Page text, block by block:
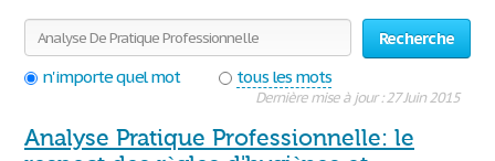
Contactez-nous
Recherche
n'importe quel mot
tous les mots
Dernière mise à jour : 27 Juin 2015
Analyse Pratique Professionnelle: le